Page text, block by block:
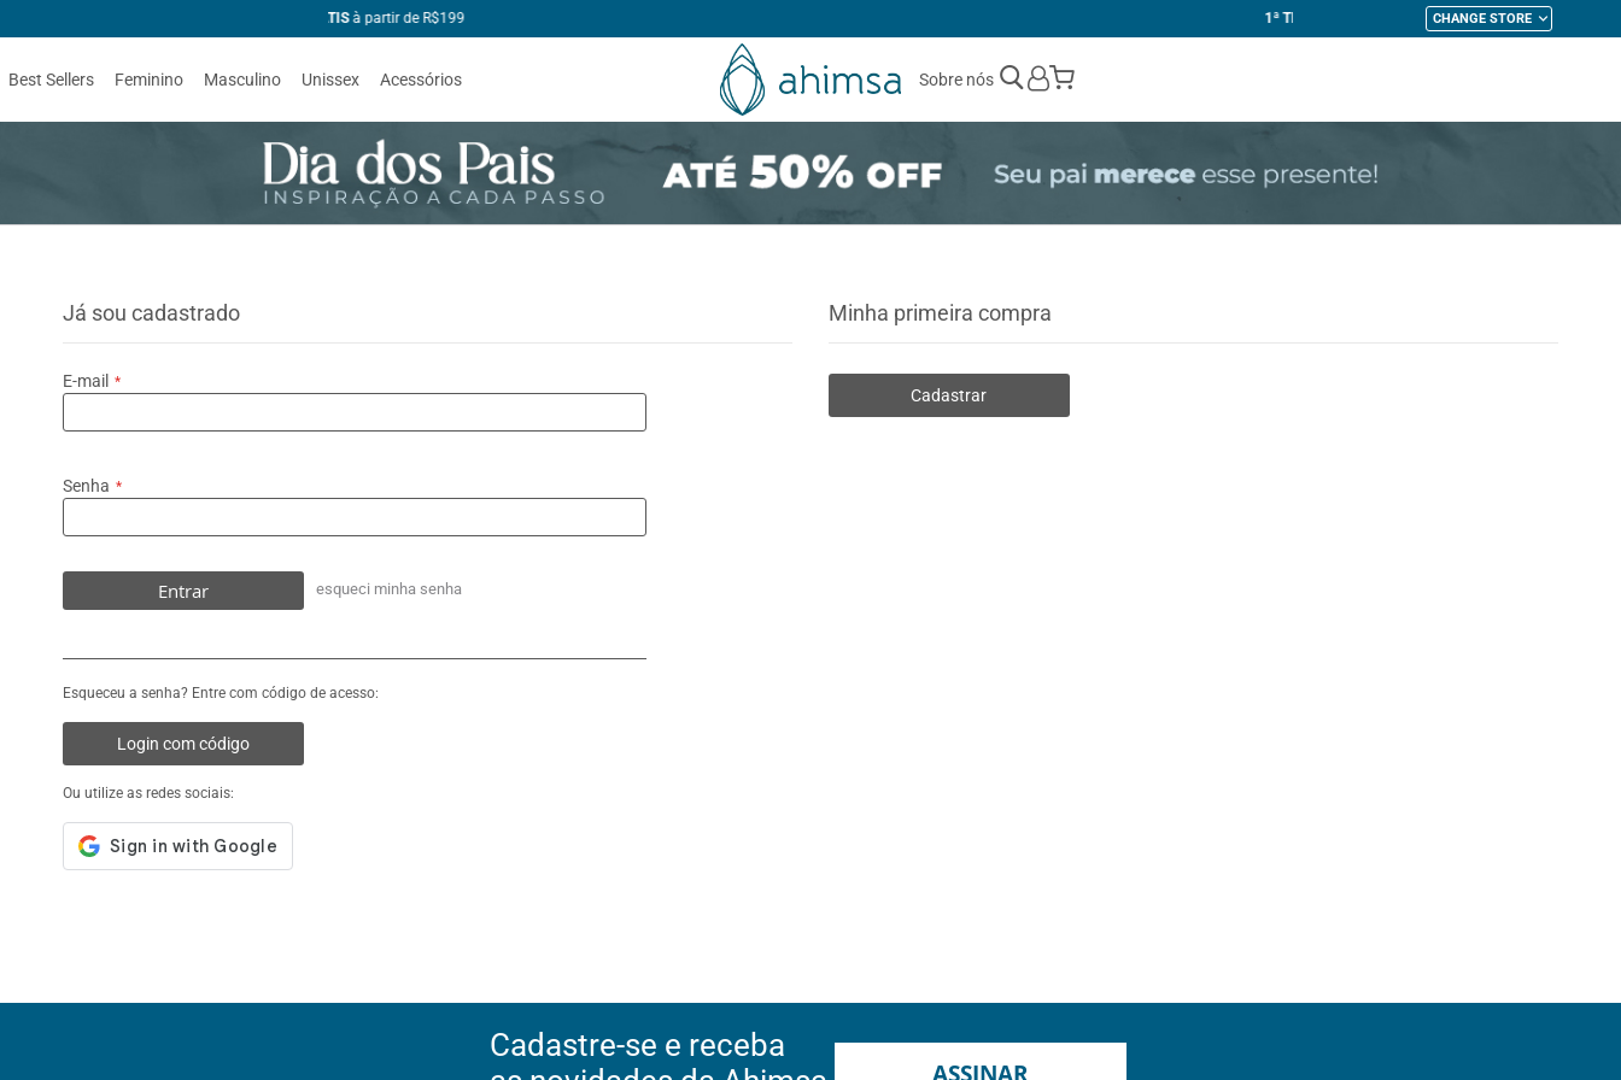
CHANGE STORE
Best Sellers Feminino Masculino Unissex Acessórios Sobre nós
My Cart
Já sou cadastrado
E-mail
Senha
Entrar esqueci minha senha
Esqueceu a senha? Entre com código de acesso:
Login com código
Ou utilize as redes sociais:
Minha primeira compra
Cadastrar
Cadastre-se e receba